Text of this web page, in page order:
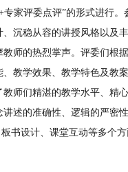
专家评委点评”的形式进行。
沉稳从容的讲授风格以及
师的热烈掌声。评委们根
教学效果、教学特色及教
师们精湛的教学水平、精
述的准确性、逻辑的严密
书设计、 课堂互动等多个